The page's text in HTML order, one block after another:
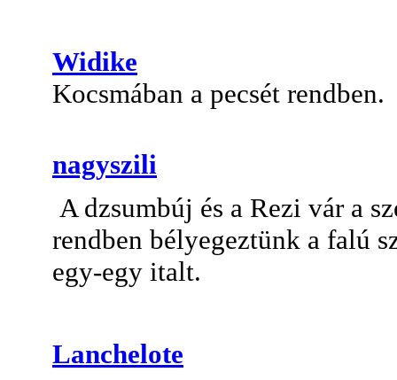
Widike
Kocsmában a pecsét rendben.
nagyszili
A dzsumbúj és a Rezi vár a
rendben bélyegeztünk a falú
egy-egy italt.
Lanchelote